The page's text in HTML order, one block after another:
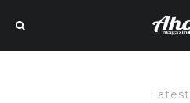
Latest